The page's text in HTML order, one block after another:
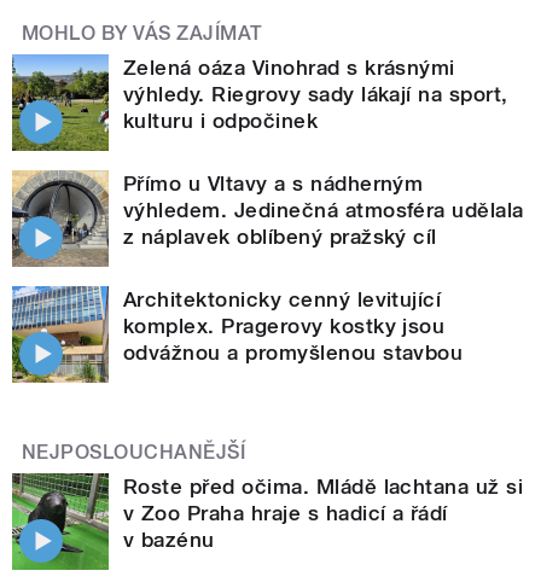
MOHLO BY VÁS ZAJÍMAT
Zelená oáza Vinohrad s krásnými
výhledy. Riegrovy sady lákají na sport,
kulturu i odpočinek
Přímo u Vltavy a s nádherným
výhledem. Jedinečná atmosféra udělala
z náplavek oblíbený pražský cíl
Architektonicky cenný levitující
komplex. Pragerovy kostky jsou
odvážnou a promyšlenou stavbou
NEJPOSLOUCHANĚJŠÍ
Roste před očima. Mládě lachtana už si
v Zoo Praha hraje s hadicí a řádí
v bazénu